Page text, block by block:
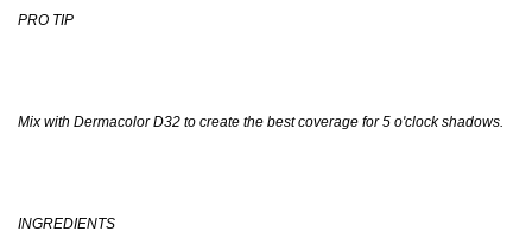
PRO TIP
Mix with Dermacolor D32 to create the best coverage for 5 o'clock shadows.
INGREDIENTS